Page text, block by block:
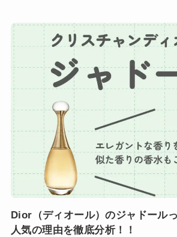
Dior（ディオール）のジャドール
人気の理由を徹底分析！！